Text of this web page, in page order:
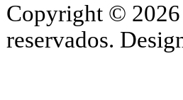
Copyright © 2026
reservados.